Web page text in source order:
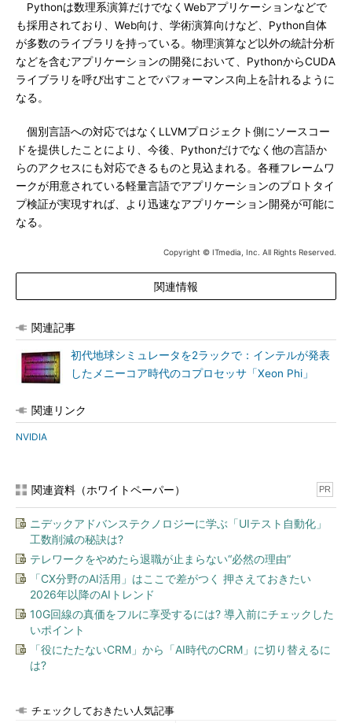
Pythonは数理系演算だけでなくWebアプリケーションなどで
も採用されており、Web向け、学術演算向けなど、Python自体
が多数のライブラリを持っている。物理演算など以外の統計分析
などを含むアプリケーションの開発において、PythonからCUDA
ライブラリを呼び出すことでパフォーマンス向上を計れるように
なる。
個別言語への対応ではなくLLVMプロジェクト側にソースコー
ドを提供したことにより、今後、Pythonだけでなく他の言語か
らのアクセスにも対応できるものと見込まれる。各種フレームワ
ークが用意されている軽量言語でアプリケーションのプロトタイ
プ検証が実現すれば、より迅速なアプリケーション開発が可能に
なる。
Copyright © ITmedia, Inc. All Rights Reserved.
関連情報
関連記事
初代地球シミュレータを2ラックで：インテルが発表
したメニーコア時代のコプロセッサ「Xeon Phi」
関連リンク
NVIDIA
関連資料（ホワイトペーパー） PR
ニデックアドバンステクノロジーに学ぶ「UIテスト自動化」
工数削減の秘訣は?
テレワークをやめたら退職が止まらない“必然の理由”
「CX分野のAI活用」はここで差がつく 押さえておきたい
2026年以降のAIトレンド
10G回線の真価をフルに享受するには? 導入前にチェックした
いポイント
「役にたたないCRM」から「AI時代のCRM」に切り替えるに
は?
チェックしておきたい人気記事